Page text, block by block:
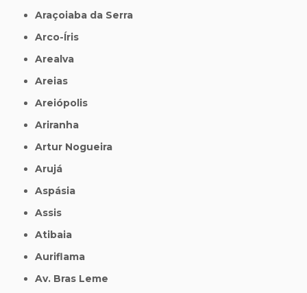
Araçoiaba da Serra
Arco-Íris
Arealva
Areias
Areiópolis
Ariranha
Artur Nogueira
Arujá
Aspásia
Assis
Atibaia
Auriflama
Av. Bras Leme